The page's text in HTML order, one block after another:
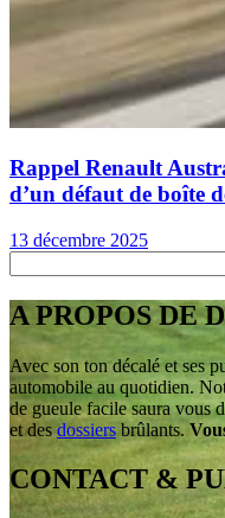
Rappel Renault
d’un défaut de boîte
13 décembre 2025
A PROPOS DE
Avec son ton décalé et ses
automobile au quotidien.
de gueule facile saura vous
et des dossiers brûlants.
CONTACT &